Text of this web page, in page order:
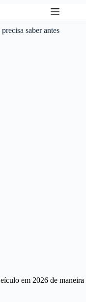
saber antes
em 2026 de maneira